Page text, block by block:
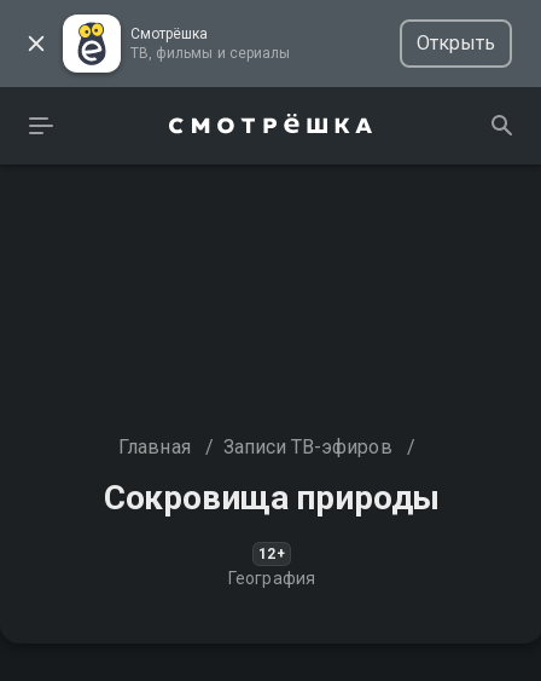
Смотрёшка
ТВ, фильмы и сериалы
Открыть
Главная / Записи ТВ-эфиров /
Сокровища природы
12+
География